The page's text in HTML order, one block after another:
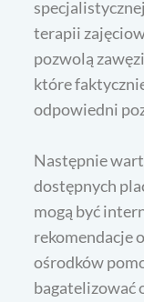
terapii
pozwolą
które
odpowiedni
Następnie
dostępnych
mogą być
rekomendacje
ośrodków
bagatelizować